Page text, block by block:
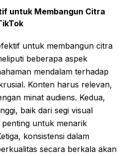
untuk Membangun Citra
untuk membangun citra
beberapa aspek
mendalam terhadap
Konten harus relevan,
minat audiens. Kedua,
baik dari segi visual
untuk menarik
konsistensi dalam
secara berkala akan